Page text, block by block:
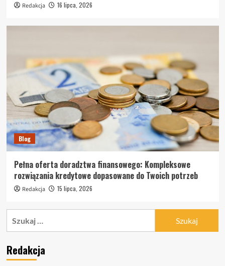
Redakcja 16 lipca, 2026
Blog
Pełna oferta doradztwa finansowego: Kompleksowe
rozwiązania kredytowe dopasowane do Twoich potrzeb
Redakcja 15 lipca, 2026
Redakcja